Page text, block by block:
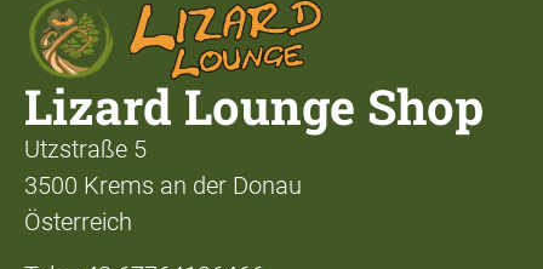
Lizard Lounge Shop
Utzstraße 5
3500 Krems an der Donau
Österreich